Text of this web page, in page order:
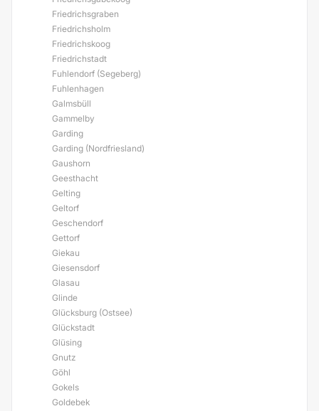
Friedrichsgraben
Friedrichsholm
Friedrichskoog
Friedrichstadt
Fuhlendorf (Segeberg)
Fuhlenhagen
Galmsbüll
Gammelby
Garding
Garding (Nordfriesland)
Gaushorn
Geesthacht
Gelting
Geltorf
Geschendorf
Gettorf
Giekau
Giesensdorf
Glasau
Glinde
Glücksburg (Ostsee)
Glückstadt
Glüsing
Gnutz
Göhl
Gokels
Goldebek